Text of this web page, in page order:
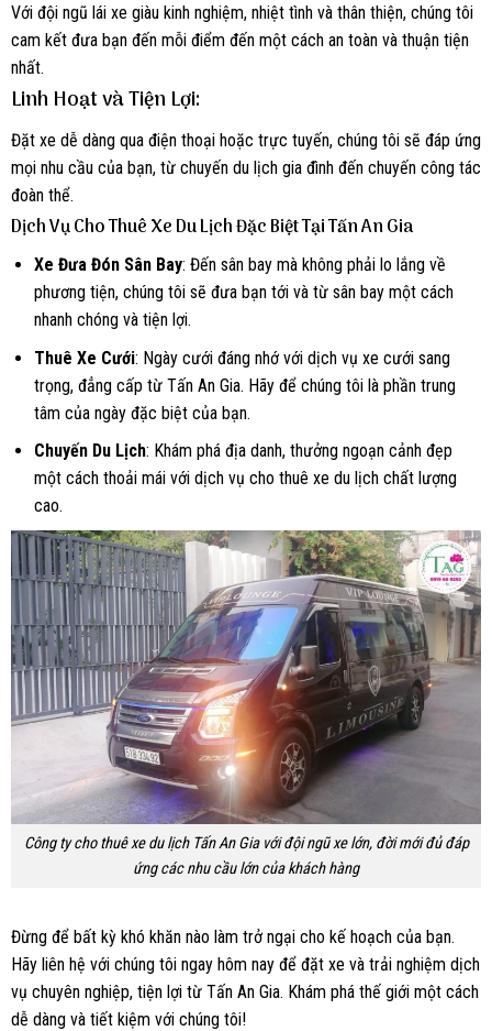
Với đội ngũ lái xe giàu kinh nghiệm, nhiệt tình và thân thiện, chúng tôi
cam kết đưa bạn đến mỗi điểm đến một cách an toàn và thuận tiện
nhất.
Linh Hoạt và Tiện Lợi:
Đặt xe dễ dàng qua điện thoại hoặc trực tuyến, chúng tôi sẽ đáp ứng
mọi nhu cầu của bạn, từ chuyến du lịch gia đình đến chuyến công tác
đoàn thể.
Dịch Vụ Cho Thuê Xe Du Lịch Đặc Biệt Tại Tấn An Gia
Xe Đưa Đón Sân Bay: Đến sân bay mà không phải lo lắng về
phương tiện, chúng tôi sẽ đưa bạn tới và từ sân bay một cách
nhanh chóng và tiện lợi.
Thuê Xe Cưới: Ngày cưới đáng nhớ với dịch vụ xe cưới sang
trọng, đẳng cấp từ Tấn An Gia. Hãy để chúng tôi là phần trung
tâm của ngày đặc biệt của bạn.
Chuyến Du Lịch: Khám phá địa danh, thưởng ngoạn cảnh đẹp
một cách thoải mái với dịch vụ cho thuê xe du lịch chất lượng
cao.
Công ty cho thuê xe du lịch Tấn An Gia với đội ngũ xe lớn, đời mới đủ đáp
ứng các nhu cầu lớn của khách hàng
Đừng để bất kỳ khó khăn nào làm trở ngại cho kế hoạch của bạn.
Hãy liên hệ với chúng tôi ngay hôm nay để đặt xe và trải nghiệm dịch
vụ chuyên nghiệp, tiện lợi từ Tấn An Gia. Khám phá thế giới một cách
dễ dàng và tiết kiệm với chúng tôi!